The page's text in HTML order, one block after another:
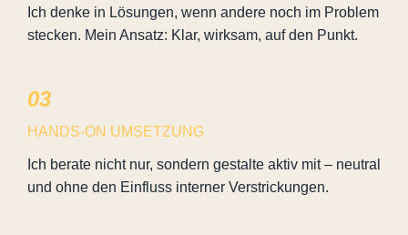
Ich denke in Lösungen, wenn andere noch im Problem
stecken. Mein Ansatz: Klar, wirksam, auf den Punkt.
03
HANDS-ON UMSETZUNG
Ich berate nicht nur, sondern gestalte aktiv mit – neutral
und ohne den Einfluss interner Verstrickungen.